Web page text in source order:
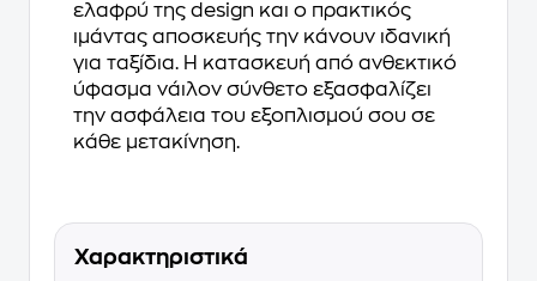
ελαφρύ της design και ο πρακτικός
ιμάντας αποσκευής την κάνουν ιδανική
για ταξίδια. Η κατασκευή από ανθεκτικό
ύφασμα νάιλον σύνθετο εξασφαλίζει
την ασφάλεια του εξοπλισμού σου σε
κάθε μετακίνηση.
Χαρακτηριστικά